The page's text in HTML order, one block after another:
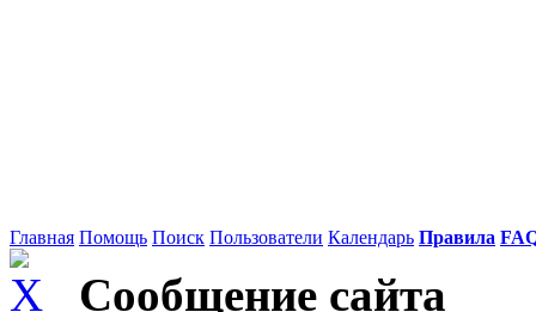
Главная Помощь Поиск Пользователи Календарь Правила
Сообщение сайта